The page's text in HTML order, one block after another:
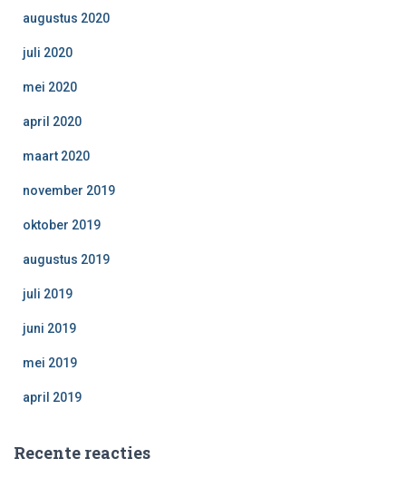
augustus 2020
juli 2020
mei 2020
april 2020
maart 2020
november 2019
oktober 2019
augustus 2019
juli 2019
juni 2019
mei 2019
april 2019
Recente reacties